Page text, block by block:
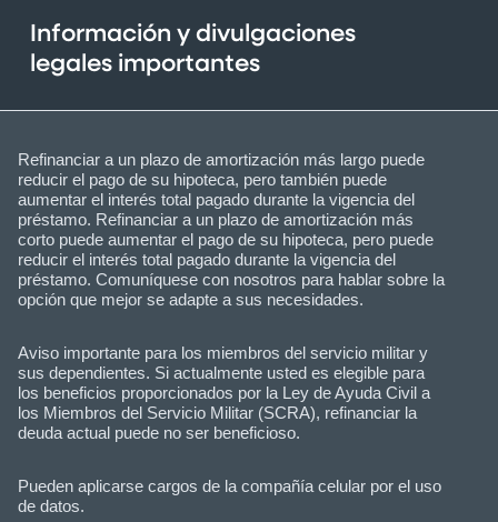
Información y divulgaciones
legales importantes
Refinanciar a un plazo de amortización más largo puede
reducir el pago de su hipoteca, pero también puede
aumentar el interés total pagado durante la vigencia del
préstamo. Refinanciar a un plazo de amortización más
corto puede aumentar el pago de su hipoteca, pero puede
reducir el interés total pagado durante la vigencia del
préstamo. Comuníquese con nosotros para hablar sobre la
opción que mejor se adapte a sus necesidades.
Aviso importante para los miembros del servicio militar y
sus dependientes. Si actualmente usted es elegible para
los beneficios proporcionados por la Ley de Ayuda Civil a
los Miembros del Servicio Militar (SCRA), refinanciar la
deuda actual puede no ser beneficioso.
Pueden aplicarse cargos de la compañía celular por el uso
de datos.